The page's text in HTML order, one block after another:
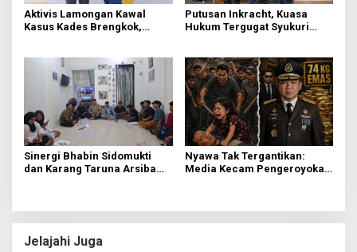
Aktivis Lamongan Kawal
Kasus Kades Brengkok,
Putusan Inkracht, Kuasa
Hukum Tergugat Syukuri
Sinergi Bhabin Sidomukti
dan Karang Taruna Arsiba
Nyawa Tak Tergantikan:
Media Kecam Pengeroyokan
Jelajahi Juga